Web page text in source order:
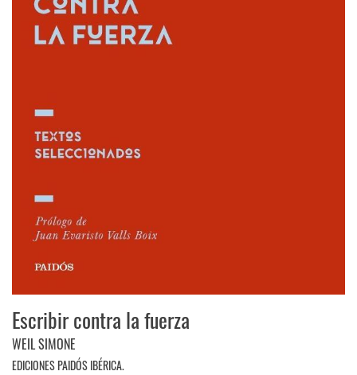
Escribir contra la fuerza
WEIL SIMONE
EDICIONES PAIDÓS IBÉRICA.